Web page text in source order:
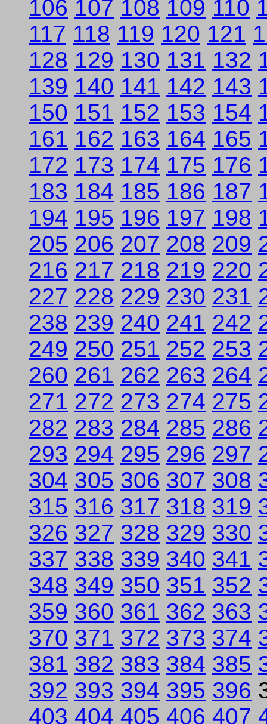
106 107 108 109 110
117 118 119 120 121
128 129 130 131 132
139 140 141 142 143
150 151 152 153 154
161 162 163 164 165
172 173 174 175 176
183 184 185 186 187
194 195 196 197 198
205 206 207 208 209
216 217 218 219 220
227 228 229 230 231
238 239 240 241 242
249 250 251 252 253
260 261 262 263 264
271 272 273 274 275
282 283 284 285 286
293 294 295 296 297
304 305 306 307 308
315 316 317 318 319
326 327 328 329 330
337 338 339 340 341
348 349 350 351 352
359 360 361 362 363
370 371 372 373 374
381 382 383 384 385
392 393 394 395 396
403 404 405 406 407